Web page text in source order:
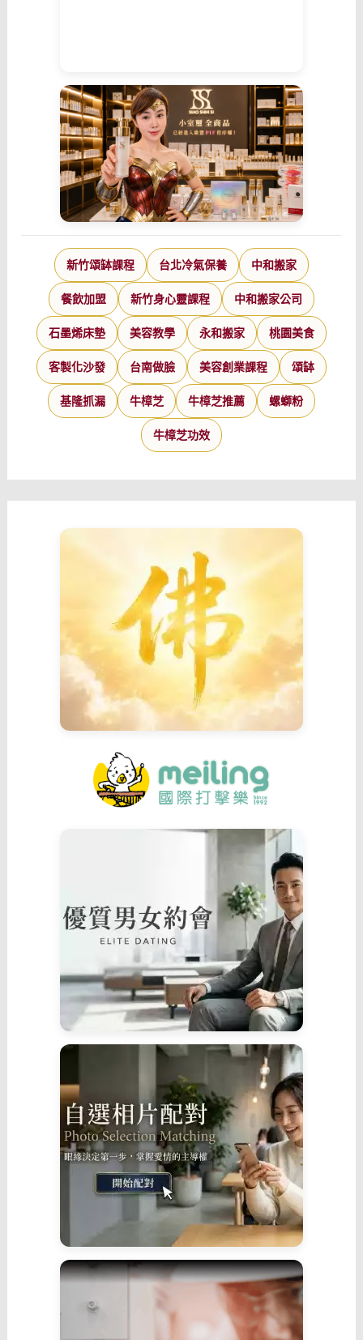
新竹頌缽課程 台北冷氣保養 中和搬家
餐飲加盟 新竹身心靈課程 中和搬家公司
石墨烯床墊 美容教學 永和搬家 桃園美食
客製化沙發 台南做臉 美容創業課程 頌缽
基隆抓漏 牛樟芝 牛樟芝推薦 螺螄粉
牛樟芝功效